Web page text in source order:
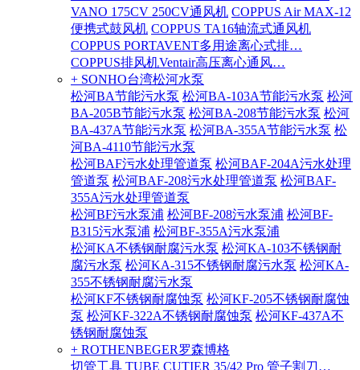
VANO 175CV 250CV通风机 COPPUS Air MAX-12
便携式鼓风机 COPPUS TA16轴流式通风机
COPPUS PORTAVENT多用途离心式排…
COPPUS排风机Ventair高压离心通风…
+ SONHO台湾松河水泵
松河BA节能污水泵 松河BA-103A节能污水泵 松河
BA-205B节能污水泵 松河BA-208节能污水泵 松河
BA-437A节能污水泵 松河BA-355A节能污水泵 松
河BA-4110节能污水泵
松河BAF污水处理管道泵 松河BAF-204A污水处理
管道泵 松河BAF-208污水处理管道泵 松河BAF-
355A污水处理管道泵
松河BF污水泵浦 松河BF-208污水泵浦 松河BF-
B315污水泵浦 松河BF-355A污水泵浦
松河KA不锈钢耐腐污水泵 松河KA-103不锈钢耐
腐污水泵 松河KA-315不锈钢耐腐污水泵 松河KA-
355不锈钢耐腐污水泵
松河KF不锈钢耐腐蚀泵 松河KF-205不锈钢耐腐蚀
泵 松河KF-322A不锈钢耐腐蚀泵 松河KF-437A不
锈钢耐腐蚀泵
+ ROTHENBEGER罗森博格
切管工具 TUBE CUTIER 35/42 Pro 管子割刀…